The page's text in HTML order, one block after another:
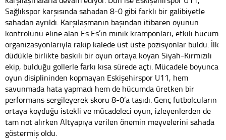
Sağlıkspor karşısında sahadan 8-0 gibi farklı bir galibiyetle
sahadan ayrıldı. Karşılaşmanın başından itibaren oyunun
kontrolünü eline alan Es Es’in minik kramponları, etkili hücum
organizasyonlarıyla rakip kalede üst üste pozisyonlar buldu. İlk
düdükle birlikte baskılı bir oyun ortaya koyan Siyah-Kırmızılı
ekip, bulduğu gollerle farkı kısa sürede açtı. Mücadele boyunca
oyun disiplininden kopmayan Eskişehirspor U11, hem
savunmada hata yapmadı hem de hücumda üretken bir
performans sergileyerek skoru 8-0’a taşıdı. Genç futbolcuların
ortaya koyduğu istekli ve mücadeleci oyun, izleyenlerden de
tam not alırken Altyapıya verilen önemin meyvelerini sahada
göstermiş oldu.